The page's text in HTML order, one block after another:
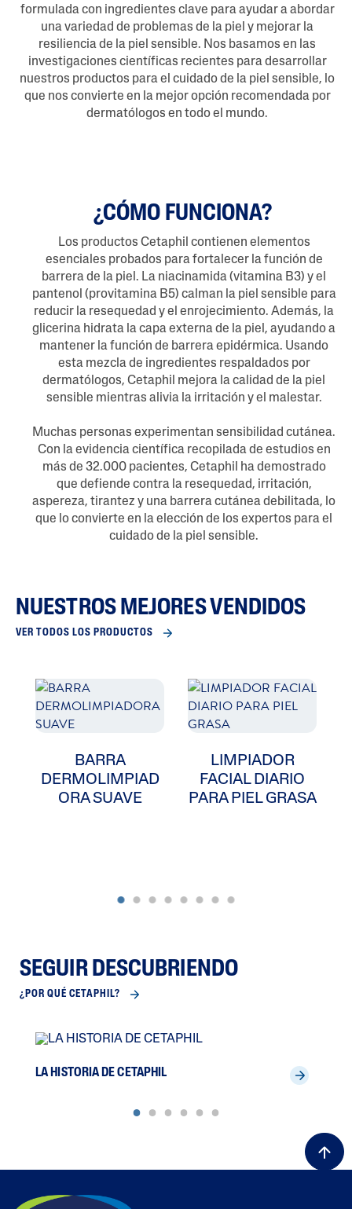
formulada con ingredientes clave para ayudar a abordar
una variedad de problemas de la piel y mejorar la
resiliencia de la piel sensible. Nos basamos en las
investigaciones científicas recientes para desarrollar
nuestros productos para el cuidado de la piel sensible, lo
que nos convierte en la mejor opción recomendada por
dermatólogos en todo el mundo.
¿CÓMO FUNCIONA?
Los productos Cetaphil contienen elementos
esenciales probados para fortalecer la función de
barrera de la piel. La niacinamida (vitamina B3) y el
pantenol (provitamina B5) calman la piel sensible para
reducir la resequedad y el enrojecimiento. Además, la
glicerina hidrata la capa externa de la piel, ayudando a
mantener la función de barrera epidérmica. Usando
esta mezcla de ingredientes respaldados por
dermatólogos, Cetaphil mejora la calidad de la piel
sensible mientras alivia la irritación y el malestar.
Muchas personas experimentan sensibilidad cutánea.
Con la evidencia científica recopilada de estudios en
más de 32.000 pacientes, Cetaphil ha demostrado
que defiende contra la resequedad, irritación,
aspereza, tirantez y una barrera cutánea debilitada, lo
que lo convierte en la elección de los expertos para el
cuidado de la piel sensible.
NUESTROS MEJORES VENDIDOS
VER TODOS LOS PRODUCTOS
BARRA
DERMOLIMPIAD
ORA SUAVE
LIMPIADOR
FACIAL DIARIO
PARA PIEL GRASA
SEGUIR DESCUBRIENDO
¿POR QUÉ CETAPHIL?
LA HISTORIA DE CETAPHIL